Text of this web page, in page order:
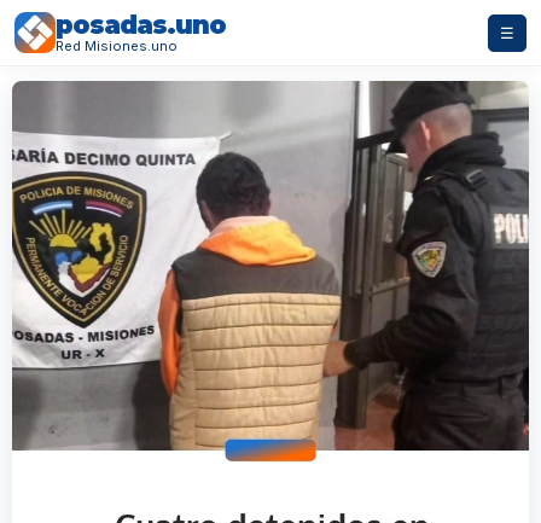
posadas.uno
Red Misiones.uno
☰